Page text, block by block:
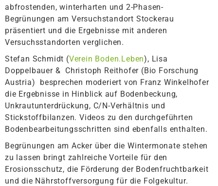
abfrostenden, winterharten und 2-Phasen-
Begrünungen am Versuchstandort Stockerau
präsentiert und die Ergebnisse mit anderen
Versuchsstandorten verglichen.
Stefan Schmidt (Verein Boden.Leben), Lisa
Doppelbauer & Christoph Reithofer (Bio Forschung
Austria) besprechen moderiert von Franz Winkelhofer
die Ergebnisse in Hinblick auf Bodenbeckung,
Unkrautunterdrückung, C/N-Verhältnis und
Stickstoffbilanzen. Videos zu den durchgeführten
Bodenbearbeitungsschritten sind ebenfalls enthalten.
Begrünungen am Acker über die Wintermonate stehen
zu lassen bringt zahlreiche Vorteile für den
Erosionsschutz, die Förderung der Bodenfruchtbarkeit
und die Nährstoffversorgung für die Folgekultur.